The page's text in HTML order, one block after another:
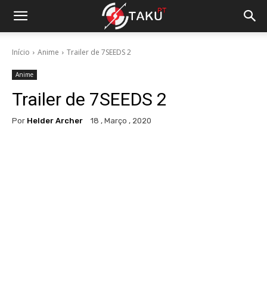
Início Anime Trailer de 7SEEDS 2
Anime
Trailer de 7SEEDS 2
Por Helder Archer 18 , Março , 2020